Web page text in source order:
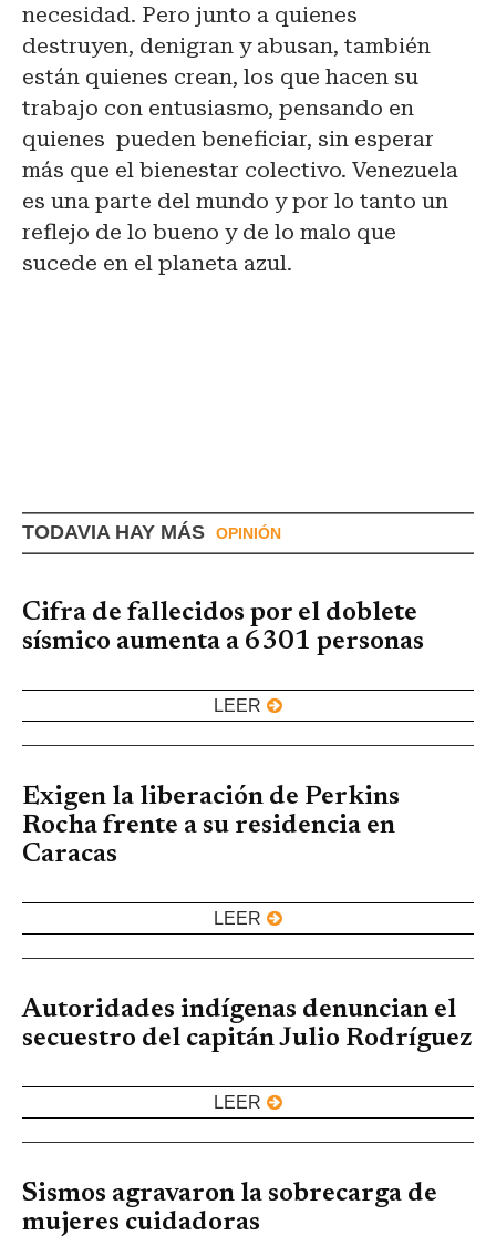
necesidad. Pero junto a quienes
destruyen, denigran y abusan, también
están quienes crean, los que hacen su
trabajo con entusiasmo, pensando en
quienes pueden beneficiar, sin esperar
más que el bienestar colectivo. Venezuela
es una parte del mundo y por lo tanto un
reflejo de lo bueno y de lo malo que
sucede en el planeta azul.
TODAVIA HAY MÁS OPINIÓN
Cifra de fallecidos por el doblete
sísmico aumenta a 6301 personas
LEER
Exigen la liberación de Perkins
Rocha frente a su residencia en
Caracas
LEER
Autoridades indígenas denuncian el
secuestro del capitán Julio Rodríguez
LEER
Sismos agravaron la sobrecarga de
mujeres cuidadoras